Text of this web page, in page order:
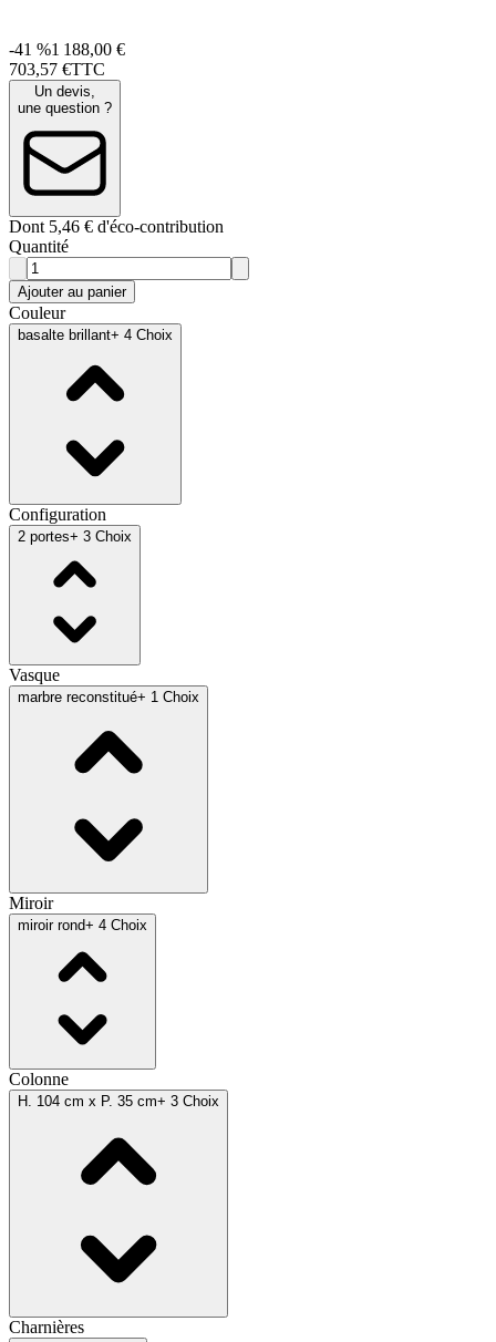
-41 %1 188,00 €
703,57 €TTC
Un devis,
une question ?
Dont 5,46 € d'éco-contribution
Quantité
Ajouter au panier
Couleur
basalte brillant+ 4 Choix
Configuration
2 portes+ 3 Choix
Vasque
marbre reconstitué+ 1 Choix
Miroir
miroir rond+ 4 Choix
Colonne
H. 104 cm x P. 35 cm+ 3 Choix
Charnières